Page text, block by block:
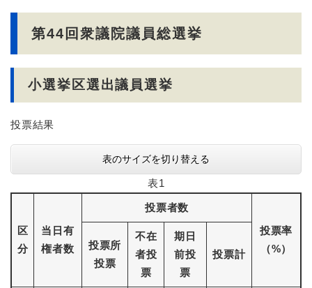
第44回衆議院議員総選挙
小選挙区選出議員選挙
投票結果
表のサイズを切り替える
表1
区
分
当日有
権者数
投票者数
投票率
（%）
投票所
投票
不在
者投
票
期日
前投
票
投票計